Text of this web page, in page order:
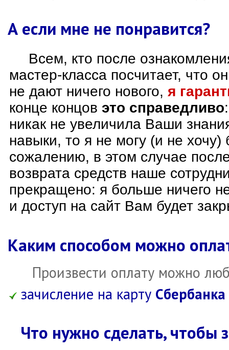
А если мне не понравится?
Всем, кто после
мастер-класса посчитает, что
не дают ничего нового, я
конце концов это справедливо
никак не увеличила Ваши
навыки, то я не могу (и не хочу)
сожалению, в этом случае
возврата средств наше
прекращено: я больше ничего
и доступ на сайт Вам будет
Каким способом можно
Произвести оплату можно
зачисление на карту Сбербанка
Что нужно сделать, чтобы